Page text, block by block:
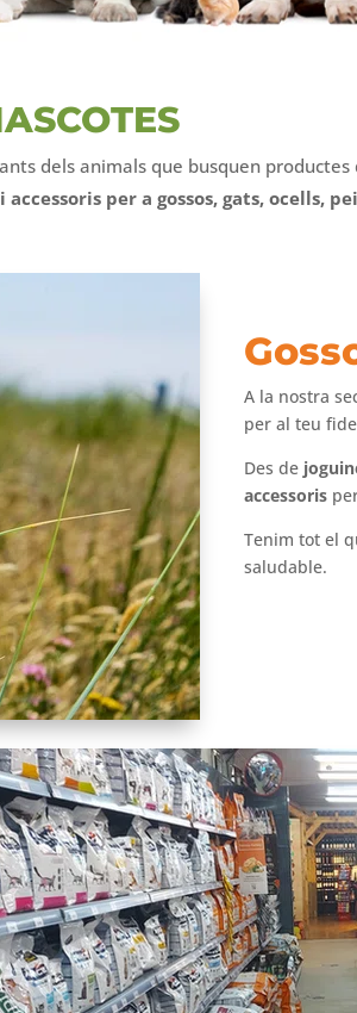
dels animals que busquen
per a gossos, gats, ocells,
A la nostra
per al teu
Des de
accessoris
Tenim tot el
saludable.